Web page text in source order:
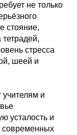
не только
стояние,
стресса
шеей и
учителям и
усталость и
современных